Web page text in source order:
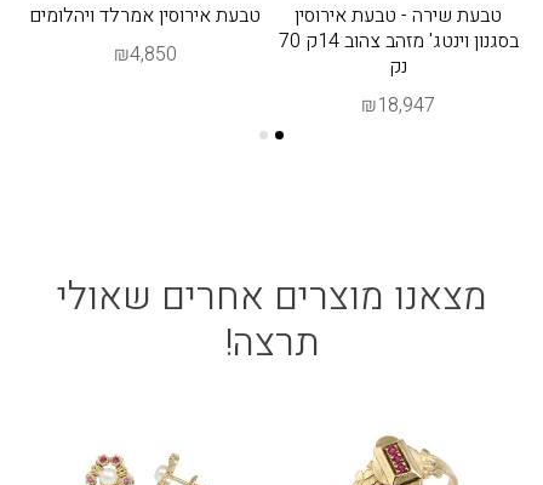
טבעת שירה - טבעת אירוסין
בסגנון וינטג' מזהב צהוב 14ק 70
נק
₪18,947
טבעת אירוסין אמרלד ויהלומים
₪4,850
מצאנו מוצרים אחרים שאולי
תרצה!